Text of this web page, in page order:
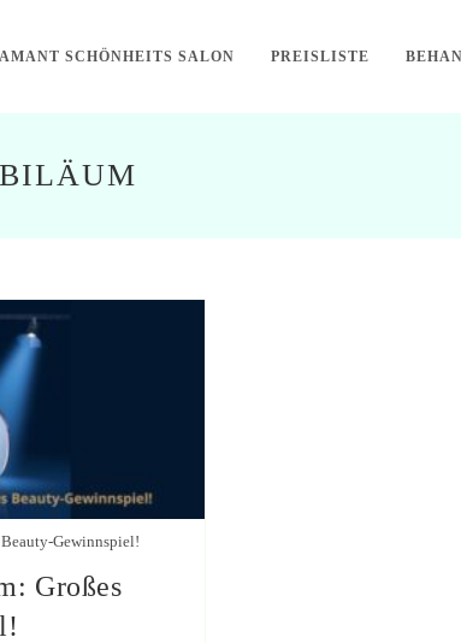
SCHÖNHEITS SALON PREISLISTE
Gewinnspiel!
Großes